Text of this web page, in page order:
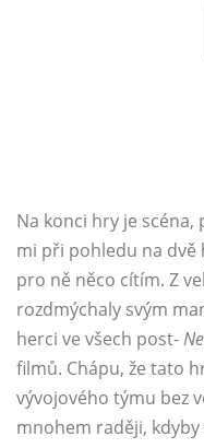
Na konci hry je
mi při pohledu na dvě
pro ně něco cítím. Z
rozdmýchaly svým
herci ve všech post-
filmů. Chápu, že tato
vývojového týmu bez
mnohem raději,